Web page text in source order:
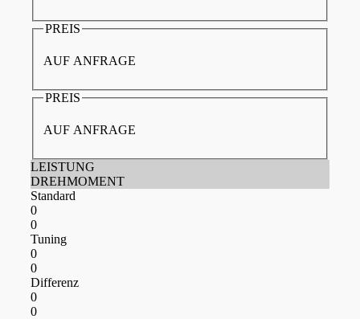
PREIS
AUF ANFRAGE
PREIS
AUF ANFRAGE
LEISTUNG
DREHMOMENT
Standard
0
0
Tuning
0
0
Differenz
0
0